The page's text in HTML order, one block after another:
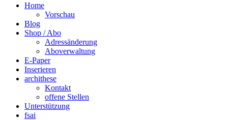
Home
Vorschau
Blog
Shop / Abo
Adressänderung
Aboverwaltung
E-Paper
Inserieren
archithese
Kontakt
offene Stellen
Unterstützung
fsai